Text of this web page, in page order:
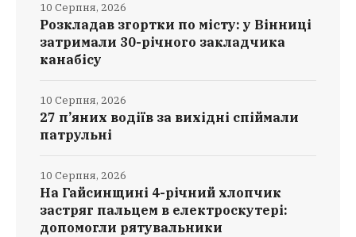
Розкладав згортки по місту: у Вінниці
затримали 30-річного закладчика
канабісу
10 Серпня, 2026
27 п’яних водіїв за вихідні спіймали
патрульні
10 Серпня, 2026
На Гайсинщині 4-річний хлопчик
застряг пальцем в електроскутері:
допомогли рятувальники
10 Серпня, 2026